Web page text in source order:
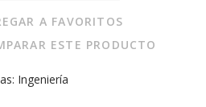
A FAVORITOS
ESTE PRODUCTO
Ingeniería